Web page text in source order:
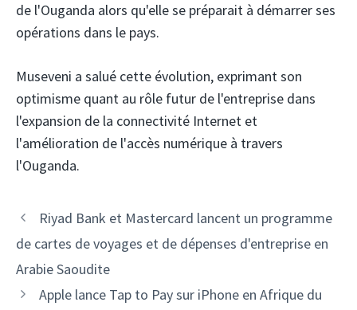
de l'Ouganda alors qu'elle se préparait à démarrer ses
opérations dans le pays.
Museveni a salué cette évolution, exprimant son
optimisme quant au rôle futur de l'entreprise dans
l'expansion de la connectivité Internet et
l'amélioration de l'accès numérique à travers
l'Ouganda.
Navigation
des
Riyad Bank et Mastercard lancent un programme
de cartes de voyages et de dépenses d'entreprise en
Arabie Saoudite
Apple lance Tap to Pay sur iPhone en Afrique du